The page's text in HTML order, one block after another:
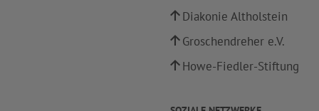
Diakonie Altholstein
Groschendreher e.V.
Howe-Fiedler-Stiftung